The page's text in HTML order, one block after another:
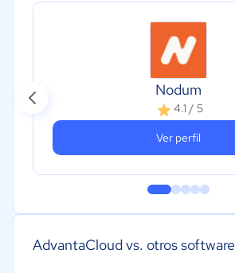
Nodum
4.1 / 5
Ver perfil
AdvantaCloud vs. otros software